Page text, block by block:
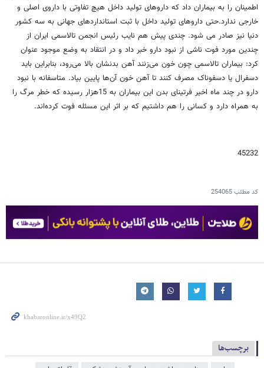
اطمینان را به بیماران داد که داروهای تولید داخل هیچ تفاوتی با داروی اصلی و
خارجی ندارد.حتی داروهای تولید داخل با ثبت استانداردهای جهانی به سه کشور
دنیا نیز صادر می شود. چندی پیش هم نایب رئیس انجمن تالاسمی ایران از
چندین مورد فوت ناشی از نبود دارو خبر داد و در انتقاد به وضع موجود عنوان
کرد: بیماران تالاسمی چون خون می‌زنند آهن بدنشان بالا می‌رود، بنابراین باید
دسفرال یا دسفوناک مصرف کنند تا آهن خون آن‌ها پایین بیاد. متاسفانه با نبود
دارو در چند ماه اخیر فرتینای بدن این بیماران به 15هزار رسیده که خطر مرگ را
به همراه دارد و کسانی را هم داشتیم که بر اثر این مسئله فوت کرده‌اند.
45232
کد مطلب254065
برچسب‌ها